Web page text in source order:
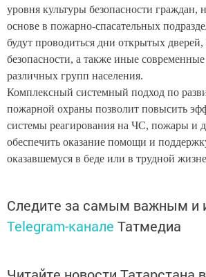
уровня культуры безопасности граждан,
основе в пожарно-спасательных
будут проводиться дни открытых дверей,
безопасности, а также иные
различных групп населения.
Комплексный системный подход по
пожарной охраны позволит повысить
системы реагирования на ЧС, пожары и
обеспечить оказание помощи и
оказавшемуся в беде или в трудной
Следите за самым важным и
Telegram-канале Татмедиа